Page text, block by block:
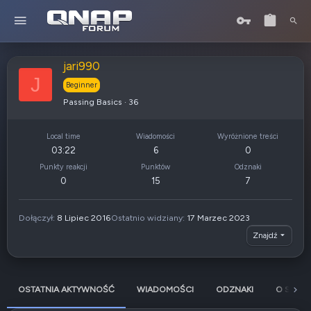
J
jari990
Beginner
Passing Basics · 36
Local time
03:22
Wiadomości
6
Wyróżnione treści
0
Punkty reakcji
0
Punktów
15
Odznaki
7
Dołączył 8 Lipiec 2016Ostatnio widziany 17 Marzec 2023
Znajdź
OSTATNIA AKTYWNOŚĆ WIADOMOŚCI ODZNAKI O SOBIE